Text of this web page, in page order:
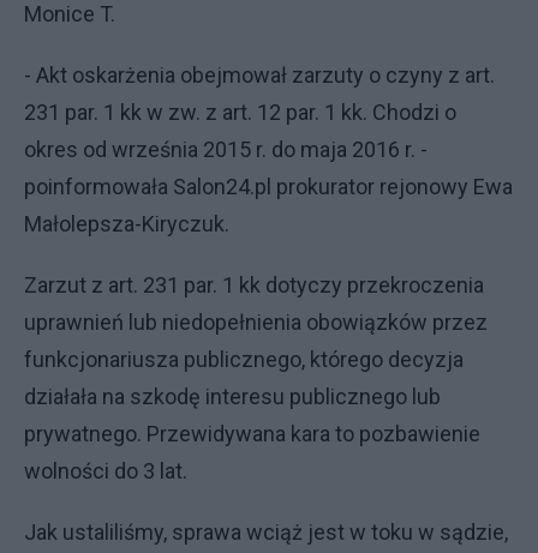
Monice T.
- Akt oskarżenia obejmował zarzuty o czyny z art.
231 par. 1 kk w zw. z art. 12 par. 1 kk. Chodzi o
okres od września 2015 r. do maja 2016 r. -
poinformowała Salon24.pl prokurator rejonowy Ewa
Małolepsza-Kiryczuk.
Zarzut z art. 231 par. 1 kk dotyczy przekroczenia
uprawnień lub niedopełnienia obowiązków przez
funkcjonariusza publicznego, którego decyzja
działała na szkodę interesu publicznego lub
prywatnego. Przewidywana kara to pozbawienie
wolności do 3 lat.
Jak ustaliliśmy, sprawa wciąż jest w toku w sądzie,